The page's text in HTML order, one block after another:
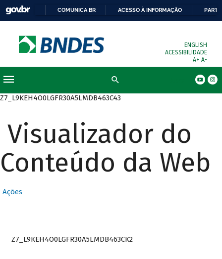
COMUNICA BR ACESSO À INFORMAÇÃO
ENGLISH
ACESSIBILIDADE
A+ A-
Z7_L9KEH4O0LGFR30A5LMDB463C43
Visualizador do
Conteúdo da Web
Ações
Z7_L9KEH4O0LGFR30A5LMDB463CK2